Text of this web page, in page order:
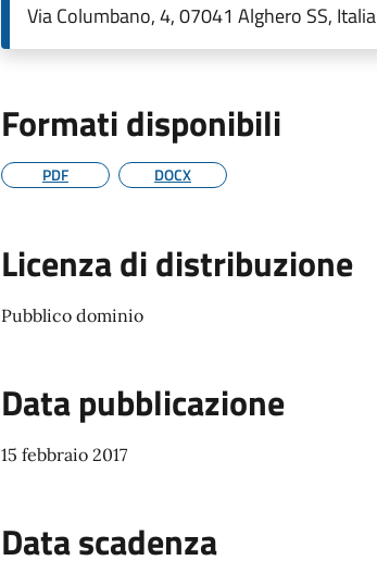
Via Columbano, 4, 07041 Alghero SS, Italia
Formati disponibili
PDF DOCX
Licenza di distribuzione
Pubblico dominio
Data pubblicazione
15 febbraio 2017
Data scadenza